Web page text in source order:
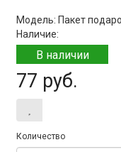
Модель: Пакет
Наличие:
В наличии
77 руб.
Количество